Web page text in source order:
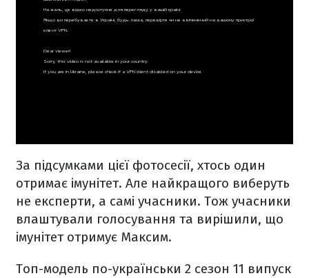
За підсумками цієї фотосесії, хтось один
отримає імунітет. Але найкращого виберуть
не експерти, а самі учасники. Тож учасники
влаштували голосування та вирішили, що
імунітет отримує Максим.
Топ-модель по-українськи 2 сезон 11 випуск